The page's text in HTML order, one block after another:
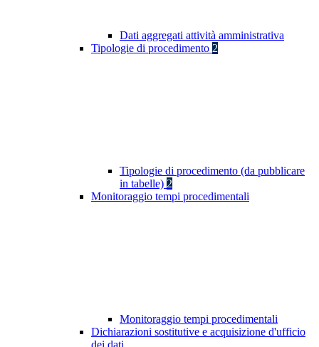
Dati aggregati attività amministrativa
Tipologie di procedimento 2
Tipologie di procedimento (da pubblicare
in tabelle) 2
Monitoraggio tempi procedimentali
Monitoraggio tempi procedimentali
Dichiarazioni sostitutive e acquisizione d'ufficio